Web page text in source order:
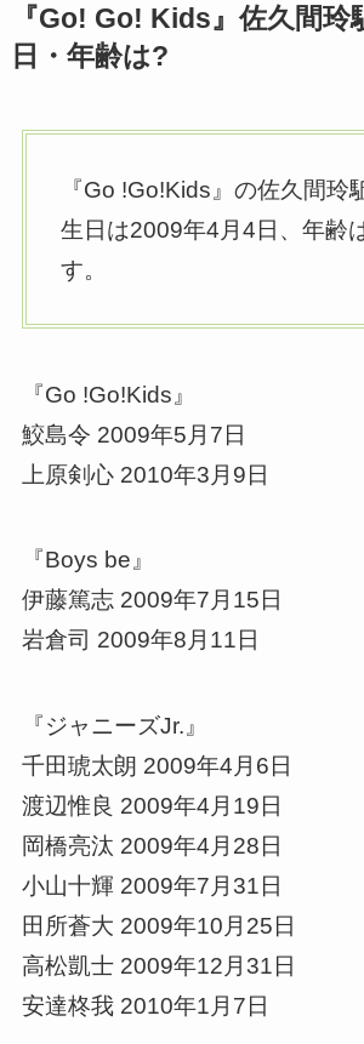
『Go! Go! Kids』佐久間玲
日・年齢は?
『Go !Go!Kids』の佐久間玲
生日は2009年4月4日、年齢
す。
『Go !Go!Kids』
鮫島令 2009年5月7日
上原剣心 2010年3月9日
『Boys be』
伊藤篤志 2009年7月15日
岩倉司 2009年8月11日
『ジャニーズJr.』
千田琥太朗 2009年4月6日
渡辺惟良 2009年4月19日
岡橋亮汰 2009年4月28日
小山十輝 2009年7月31日
田所蒼大 2009年10月25日
高松凱士 2009年12月31日
安達柊我 2010年1月7日